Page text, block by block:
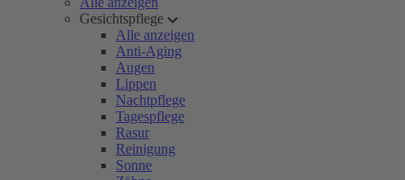
Gesichtspflege
Alle anzeigen
Anti-Aging
Augen
Lippen
Nachtpflege
Tagespflege
Rasur
Reinigung
Sonne